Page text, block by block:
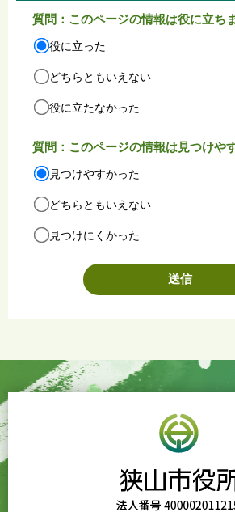
質問：このページの情報は役に立ち
役に立った
どちらともいえない
役に立たなかった
質問：このページの情報は見つけや
見つけやすかった
どちらともいえない
見つけにくかった